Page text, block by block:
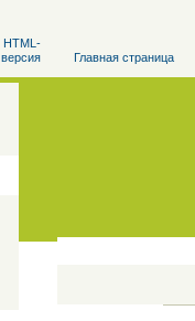
HTML-
версия
Главная страница